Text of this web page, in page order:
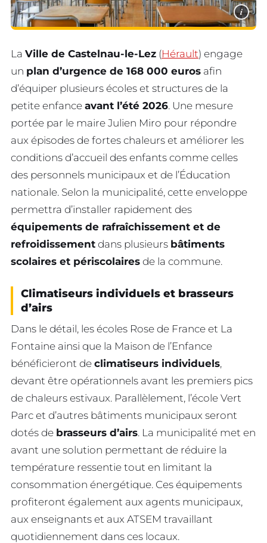
i
La Ville de Castelnau-le-Lez (Hérault) engage
un plan d’urgence de 168 000 euros afin
d’équiper plusieurs écoles et structures de la
petite enfance avant l’été 2026. Une mesure
portée par le maire Julien Miro pour répondre
aux épisodes de fortes chaleurs et améliorer les
conditions d’accueil des enfants comme celles
des personnels municipaux et de l’Éducation
nationale. Selon la municipalité, cette enveloppe
permettra d’installer rapidement des
équipements de rafraîchissement et de
refroidissement dans plusieurs bâtiments
scolaires et périscolaires de la commune.
Climatiseurs individuels et brasseurs
d’airs
Dans le détail, les écoles Rose de France et La
Fontaine ainsi que la Maison de l’Enfance
bénéficieront de climatiseurs individuels,
devant être opérationnels avant les premiers pics
de chaleurs estivaux. Parallèlement, l’école Vert
Parc et d’autres bâtiments municipaux seront
dotés de brasseurs d’airs. La municipalité met en
avant une solution permettant de réduire la
température ressentie tout en limitant la
consommation énergétique. Ces équipements
profiteront également aux agents municipaux,
aux enseignants et aux ATSEM travaillant
quotidiennement dans ces locaux.